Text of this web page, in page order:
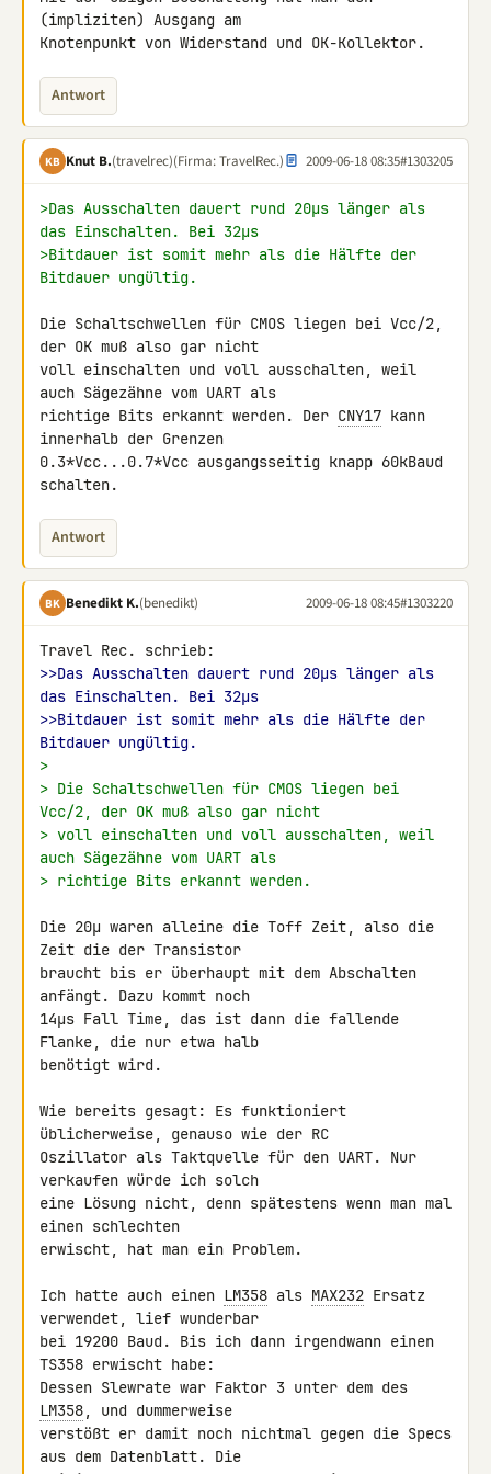
(impliziten) Ausgang am
Knotenpunkt von Widerstand und OK-Kollektor.
Antwort
KB Knut B.(travelrec)(Firma: TravelRec.) 2009-06-18 08:35#1303205
>Das Ausschalten dauert rund 20µs länger als
das Einschalten. Bei 32µs
>Bitdauer ist somit mehr als die Hälfte der
Bitdauer ungültig.
Die Schaltschwellen für CMOS liegen bei Vcc/2,
der OK muß also gar nicht
voll einschalten und voll ausschalten, weil
auch Sägezähne vom UART als
richtige Bits erkannt werden. Der CNY17 kann
innerhalb der Grenzen
0.3*Vcc...0.7*Vcc ausgangsseitig knapp 60kBaud
schalten.
Antwort
BK Benedikt K.(benedikt) 2009-06-18 08:45#1303220
>>Das Ausschalten dauert rund 20µs länger als
das Einschalten. Bei 32µs
>>Bitdauer ist somit mehr als die Hälfte der
Bitdauer ungültig.
>
> Die Schaltschwellen für CMOS liegen bei
Vcc/2, der OK muß also gar nicht
> voll einschalten und voll ausschalten, weil
auch Sägezähne vom UART als
> richtige Bits erkannt werden.
Die 20µ waren alleine die Toff Zeit, also die
Zeit die der Transistor
braucht bis er überhaupt mit dem Abschalten
anfängt. Dazu kommt noch
14µs Fall Time, das ist dann die fallende
Flanke, die nur etwa halb
benötigt wird.
Wie bereits gesagt: Es funktioniert
üblicherweise, genauso wie der RC
Oszillator als Taktquelle für den UART. Nur
verkaufen würde ich solch
eine Lösung nicht, denn spätestens wenn man mal
einen schlechten
erwischt, hat man ein Problem.
Ich hatte auch einen LM358 als MAX232 Ersatz
verwendet, lief wunderbar
bei 19200 Baud. Bis ich dann irgendwann einen
TS358 erwischt habe:
LM358, und dummerweise
verstößt er damit noch nichtmal gegen die Specs
aus dem Datenblatt. Die